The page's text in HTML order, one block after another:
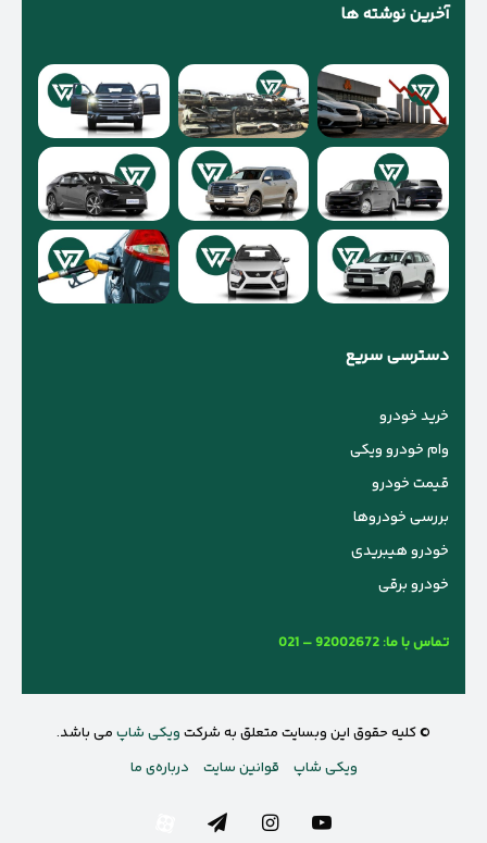
آخرین نوشته ها
دسترسی سریع
خرید خودرو
وام خودرو ویکی
قیمت خودرو
بررسی خودروها
خودرو هیبریدی
خودرو برقی
تماس با ما: 021 – 92002672
© کلیه حقوق این وبسایت متعلق به شرکت ویکی شاپ می باشد.
ویکی شاپ
قوانین سایت درباره‌ی ما
یوتیوباینستاگرامتلگرام